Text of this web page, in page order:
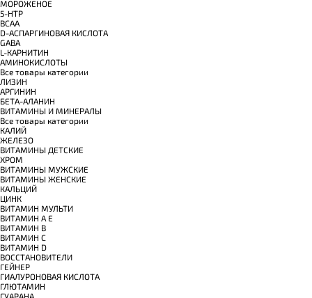
МОРОЖЕНОЕ
5-HTP
BCAA
D-АСПАРГИНОВАЯ КИСЛОТА
GABA
L-КАРНИТИН
АМИНОКИСЛОТЫ
Все товары категории
ЛИЗИН
АРГИНИН
БЕТА-АЛАНИН
ВИТАМИНЫ И МИНЕРАЛЫ
Все товары категории
КАЛИЙ
ЖЕЛЕЗО
ВИТАМИНЫ ДЕТСКИЕ
ХРОМ
ВИТАМИНЫ МУЖСКИЕ
ВИТАМИНЫ ЖЕНСКИЕ
КАЛЬЦИЙ
ЦИНК
ВИТАМИН МУЛЬТИ
ВИТАМИН A E
ВИТАМИН B
ВИТАМИН C
ВИТАМИН D
ВОССТАНОВИТЕЛИ
ГЕЙНЕР
ГИАЛУРОНОВАЯ КИСЛОТА
ГЛЮТАМИН
ГУАРАНА